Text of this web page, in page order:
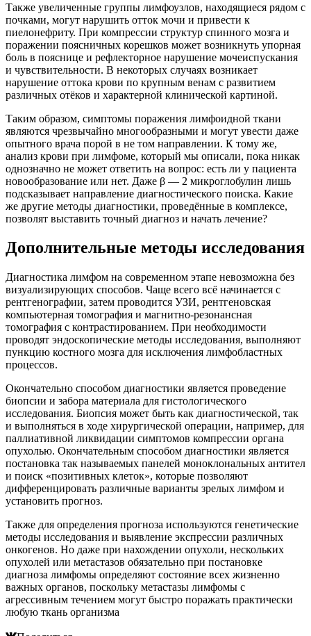
Также увеличенные группы лимфоузлов, находящиеся рядом с
почками, могут нарушить отток мочи и привести к
пиелонефриту. При компрессии структур спинного мозга и
поражении поясничных корешков может возникнуть упорная
боль в пояснице и рефлекторное нарушение мочеиспускания
и чувствительности. В некоторых случаях возникает
нарушение оттока крови по крупным венам с развитием
различных отёков и характерной клинической картиной.
Таким образом, симптомы поражения лимфоидной ткани
являются чрезвычайно многообразными и могут увести даже
опытного врача порой в не том направлении. К тому же,
анализ крови при лимфоме, который мы описали, пока никак
однозначно не может ответить на вопрос: есть ли у пациента
новообразование или нет. Даже β — 2 микроглобулин лишь
подсказывает направление диагностического поиска. Какие
же другие методы диагностики, проведённые в комплексе,
позволят выставить точный диагноз и начать лечение?
Дополнительные методы исследования
Диагностика лимфом на современном этапе невозможна без
визуализирующих способов. Чаще всего всё начинается с
рентгенографии, затем проводится УЗИ, рентгеновская
компьютерная томография и магнитно-резонансная
томография с контрастированием. При необходимости
проводят эндоскопические методы исследования, выполняют
пункцию костного мозга для исключения лимфобластных
процессов.
Окончательно способом диагностики является проведение
биопсии и забора материала для гистологического
исследования. Биопсия может быть как диагностической, так
и выполняться в ходе хирургической операции, например, для
паллиативной ликвидации симптомов компрессии органа
опухолью. Окончательным способом диагностики является
постановка так называемых панелей моноклональных антител
и поиск «позитивных клеток», которые позволяют
дифференцировать различные варианты зрелых лимфом и
установить прогноз.
Также для определения прогноза используются генетические
методы исследования и выявление экспрессии различных
онкогенов. Но даже при нахождении опухоли, нескольких
опухолей или метастазов обязательно при постановке
диагноза лимфомы определяют состояние всех жизненно
важных органов, поскольку метастазы лимфомы с
агрессивным течением могут быстро поражать практически
любую ткань организма